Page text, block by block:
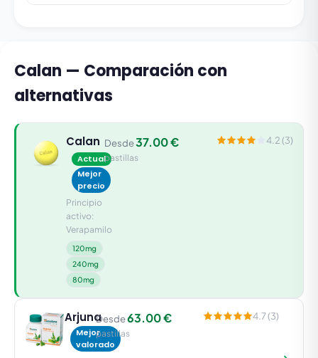
Calan — Comparación con
alternativas
Calan
Actual
Mejor
precio
Principio
activo:
Verapamilo
120mg
240mg
80mg
Desde37.00 €
pastillas
4.2 (3)
Arjuna
Mejor
valorado
Desde63.00 €
pastillas
4.7 (3)